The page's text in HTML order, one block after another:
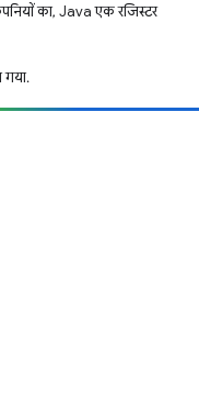
का, Java एक रजिस्टर